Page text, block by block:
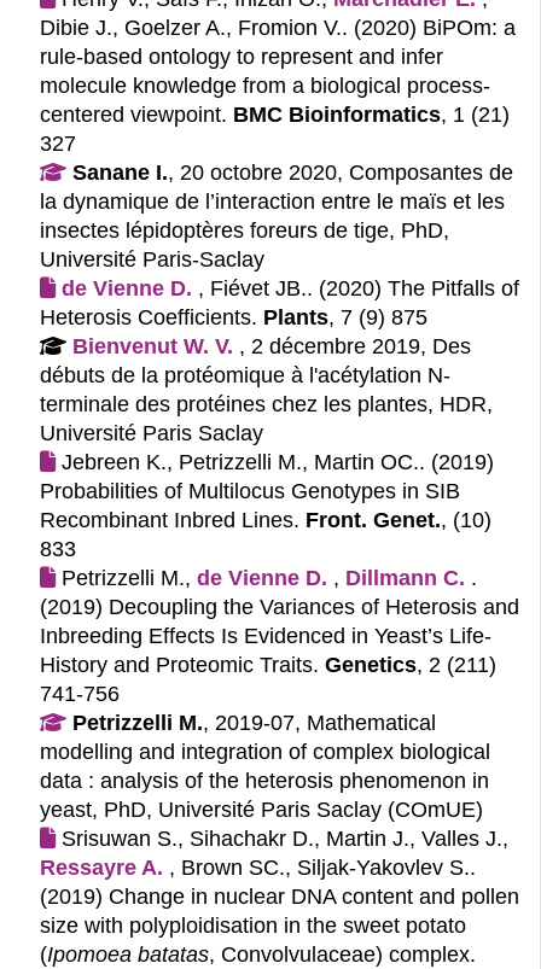
Dibie J., Goelzer A., Fromion V.. (2020) BiPOm: a
rule-based ontology to represent and infer
molecule knowledge from a biological process-
centered viewpoint. BMC Bioinformatics, 1 (21)
327
Sanane I., 20 octobre 2020, Composantes de
la dynamique de l’interaction entre le maïs et les
insectes lépidoptères foreurs de tige, PhD,
Université Paris-Saclay
de Vienne D. , Fiévet JB.. (2020) The Pitfalls of
Heterosis Coefficients. Plants, 7 (9) 875
Bienvenut W. V. , 2 décembre 2019, Des
débuts de la protéomique à l'acétylation N-
terminale des protéines chez les plantes, HDR,
Université Paris Saclay
Jebreen K., Petrizzelli M., Martin OC.. (2019)
Probabilities of Multilocus Genotypes in SIB
Recombinant Inbred Lines. Front. Genet., (10)
833
Petrizzelli M., de Vienne D. , Dillmann C. .
(2019) Decoupling the Variances of Heterosis and
Inbreeding Effects Is Evidenced in Yeast’s Life-
History and Proteomic Traits. Genetics, 2 (211)
741-756
Petrizzelli M., 2019-07, Mathematical
modelling and integration of complex biological
data : analysis of the heterosis phenomenon in
yeast, PhD, Université Paris Saclay (COmUE)
Srisuwan S., Sihachakr D., Martin J., Valles J.,
Ressayre A. , Brown SC., Siljak-Yakovlev S..
(2019) Change in nuclear DNA content and pollen
size with polyploidisation in the sweet potato
(Ipomoea batatas, Convolvulaceae) complex.